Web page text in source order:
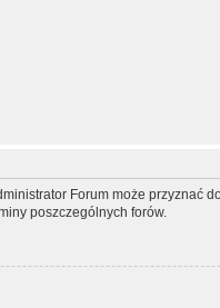
Forum może przyznać
poszczególnych forów.